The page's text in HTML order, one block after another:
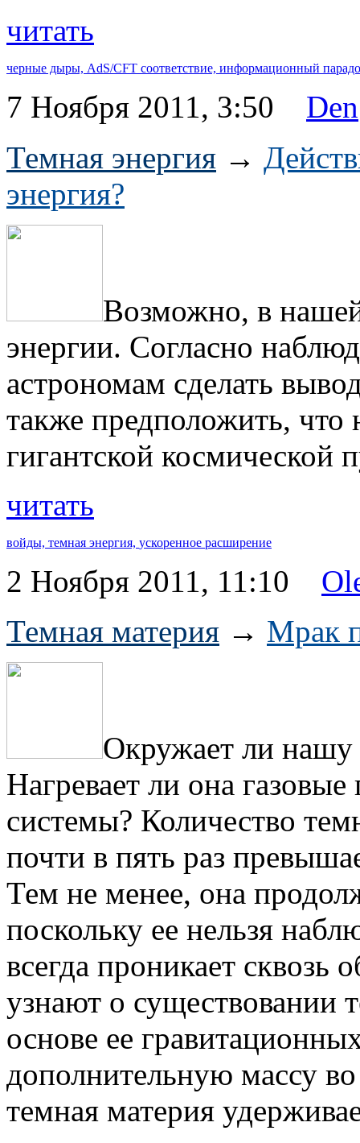
читать
черные дыры, AdS/CFT соответствие, информационный
7 Ноября 2011, 3:50 Den
Темная энергия →
энергия?
Возможно, в
энергии. Согласно
астрономам сделать
также предположить, что
гигантской космической
читать
войды, темная энергия, ускоренное расширение
2 Ноября 2011, 11:10
Темная материя → Мрак
Окружает ли нашу
Нагревает ли она
системы? Количество
почти в пять раз
Тем не менее, она
поскольку ее нельзя
всегда проникает
узнают о существовании
основе ее
дополнительную массу
темная материя